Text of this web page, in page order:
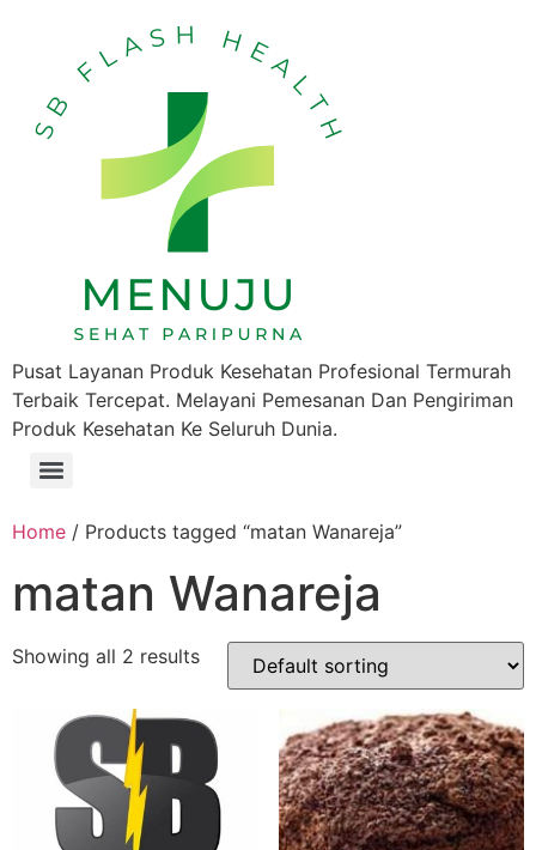
Pusat Layanan Produk Kesehatan Profesional Termurah
Terbaik Tercepat. Melayani Pemesanan Dan Pengiriman
Produk Kesehatan Ke Seluruh Dunia.
Home / Products tagged “matan Wanareja”
matan Wanareja
Showing all 2 results